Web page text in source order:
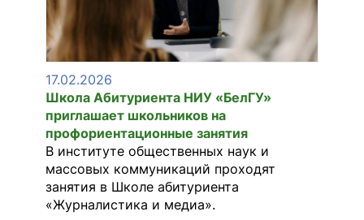
17.02.2026
Школа Абитуриента НИУ «БелГУ»
приглашает школьников на
профориентационные занятия
В институте общественных наук и
массовых коммуникаций проходят
занятия в Школе абитуриента
«Журналистика и медиа».